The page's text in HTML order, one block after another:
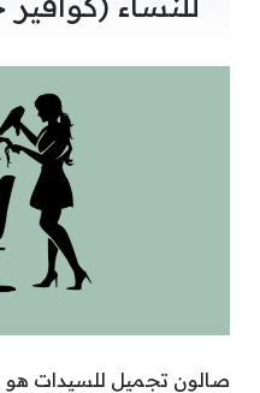
صالون تجميل للسيدات